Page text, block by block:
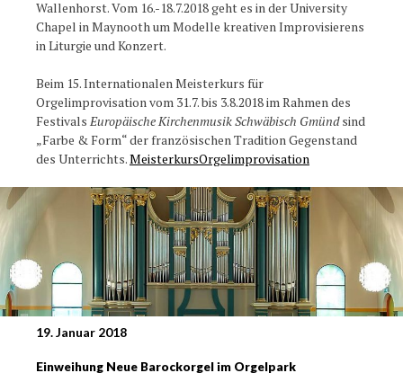
Wallenhorst. Vom 16.-18.7.2018 geht es in der University
Chapel in Maynooth um Modelle kreativen Improvisierens
in Liturgie und Konzert.
Beim 15. Internationalen Meisterkurs für
Orgelimprovisation vom 31.7. bis 3.8.2018 im Rahmen des
Festivals Europäische Kirchenmusik Schwäbisch Gmündsind
„Farbe & Form“ der französischen Tradition Gegenstand
des Unterrichts.MeisterkursOrgelimprovisation
19. Januar 2018
Einweihung Neue Barockorgel im Orgelpark